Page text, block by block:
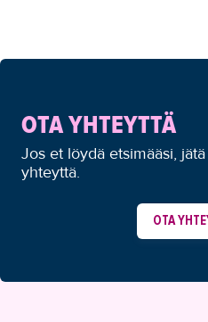
OTA YHTEYTTÄ
Jos et löydä etsimääsi,
yhteyttä.
OTA